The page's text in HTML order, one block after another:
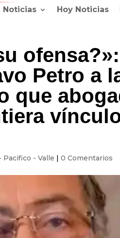
Noticias Hoy Noticias
ofensa?»:
Petro a
que
Pacifico - Valle |0 Comentarios